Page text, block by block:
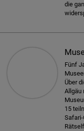
die
Fünf
Über
Allgäu
15